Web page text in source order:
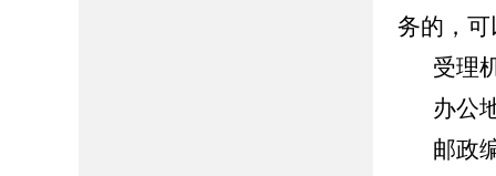
务的，
受理
办公
邮政